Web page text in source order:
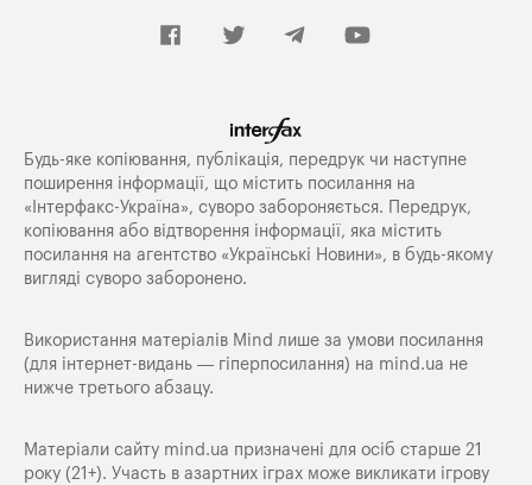
Будь-яке копiювання, публiкацiя, передрук чи наступне
поширення iнформацiї, що мiстить посилання на
«Iнтерфакс-Україна», суворо забороняється. Передрук,
копіювання або відтворення інформації, яка містить
посилання на агентство «Українські Новини», в будь-якому
вигляді суворо заборонено.
Використання матеріалів Mind лише за умови посилання
(для інтернет-видань — гіперпосилання) на mind.ua не
нижче третього абзацу.
Матеріали сайту mind.ua призначені для осіб старше 21
року (21+). Участь в азартних іграх може викликати ігрову